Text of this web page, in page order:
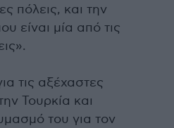
πόλεις, και την
είναι μία από τις
τις αξέχαστες
Τουρκία και
του για τον